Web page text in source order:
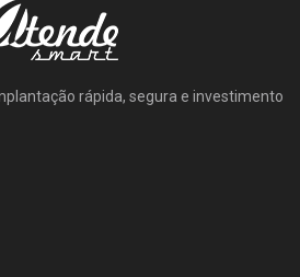
rápida, segura e investimento